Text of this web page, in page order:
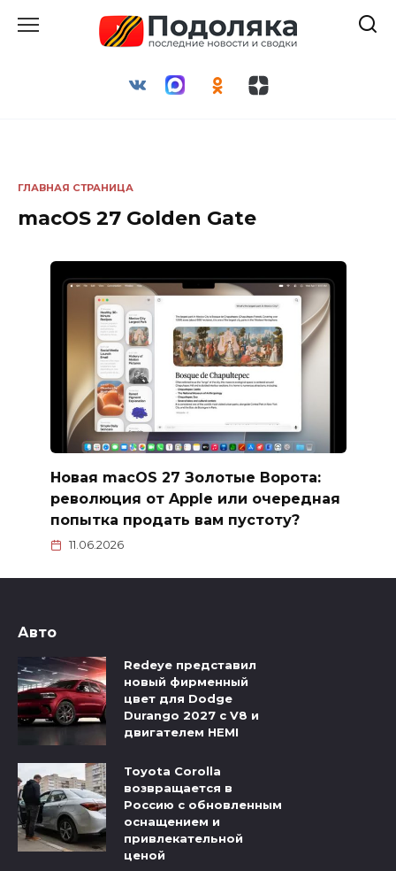
ГЛАВНАЯ СТРАНИЦА
macOS 27 Golden Gate
Новая macOS 27 Золотые Ворота:
революция от Apple или очередная
попытка продать вам пустоту?
11.06.2026
Авто
Redeye представил
новый фирменный
цвет для Dodge
Durango 2027 с V8 и
двигателем HEMI
Toyota Corolla
возвращается в
Россию с обновленным
оснащением и
привлекательной
ценой